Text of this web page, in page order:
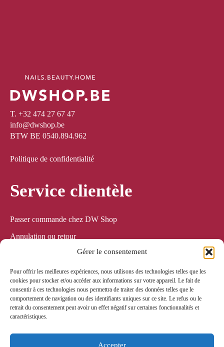
Gérer le consentement
Pour offrir les meilleures expériences, nous utilisons des technologies telles que les
cookies pour stocker et/ou accéder aux informations sur votre appareil. Le fait de
consentir à ces technologies nous permettra de traiter des données telles que le
comportement de navigation ou des identifiants uniques sur ce site. Le refus ou le
retrait du consentement peut avoir un effet négatif sur certaines fonctionnalités et
caractéristiques.
Accepter
T. +32 474 27 67 47
info@dwshop.be
BTW BE 0540.894.962
Politique de confidentialité
Service clientèle
Passer commande chez DW Shop
Annulation ou retour
Expédition & Livraison
Service & Garantie
Paiement sécurisé
commandes sont expédiées avec Bpost.